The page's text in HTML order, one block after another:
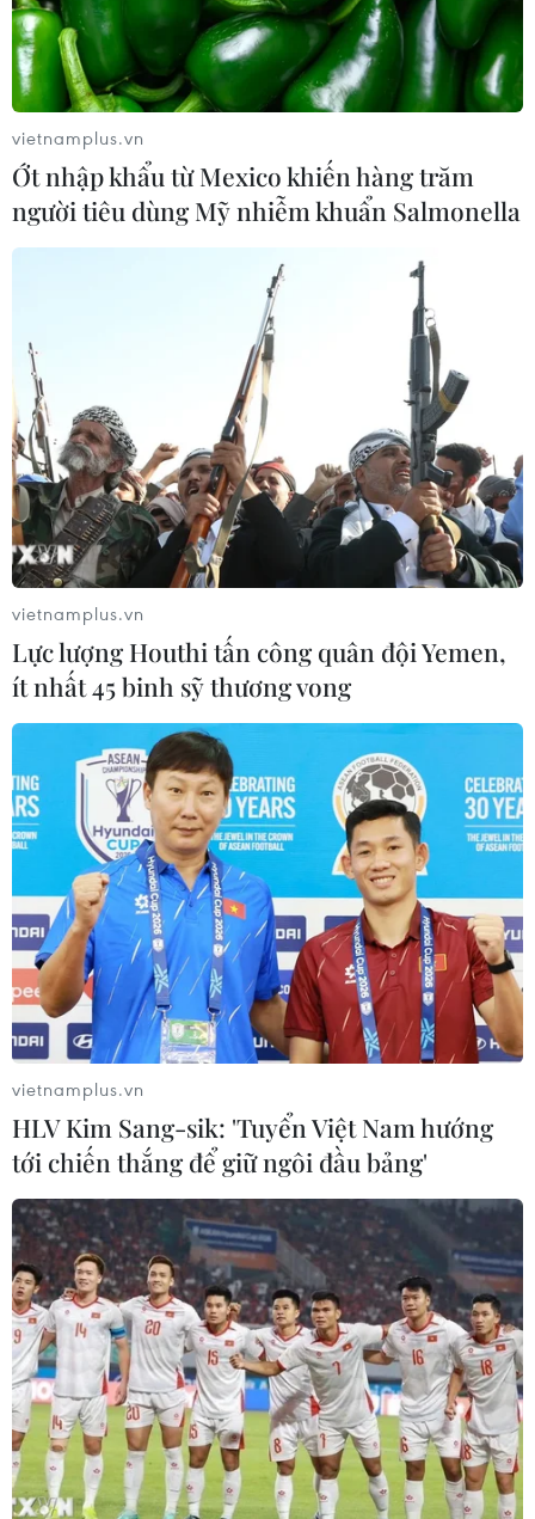
vietnamplus.vn
Ớt nhập khẩu từ Mexico khiến hàng trăm
người tiêu dùng Mỹ nhiễm khuẩn Salmonella
vietnamplus.vn
Lực lượng Houthi tấn công quân đội Yemen,
ít nhất 45 binh sỹ thương vong
vietnamplus.vn
HLV Kim Sang-sik: 'Tuyển Việt Nam hướng
tới chiến thắng để giữ ngôi đầu bảng'